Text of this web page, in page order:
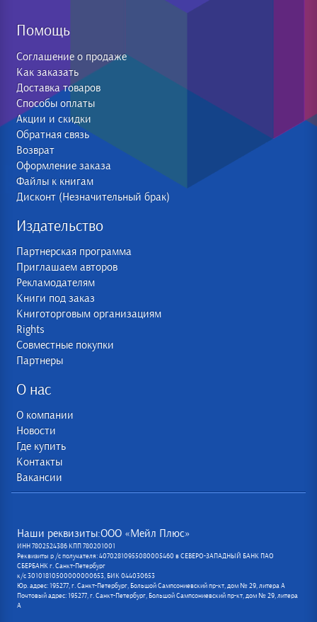
Помощь
Соглашение о продаже
Как заказать
Доставка товаров
Способы оплаты
Акции и скидки
Обратная связь
Возврат
Оформление заказа
Файлы к книгам
Дисконт (Незначительный брак)
Издательство
Партнерская программа
Приглашаем авторов
Рекламодателям
Книги под заказ
Книготорговым организациям
Rights
Совместные покупки
Партнеры
О нас
О компании
Новости
Где купить
Контакты
Вакансии
Наши реквизиты:ООО «Мейл Плюс»
ИНН 7802524386 КПП 780201001
Реквизиты р /с получателя: 40702810955080005460 в СЕВЕРО-ЗАПАДНЫЙ БАНК ПАО
СБЕРБАНК г. Санкт-Петербург
к/с 30101810500000000653, БИК 044030653
Юр. адрес: 195277, г. Санкт-Петербург, Большой Сампсониевский пр-кт, дом № 29, литера А
Почтовый адрес: 195277, г. Санкт-Петербург, Большой Сампсониевский пр-кт, дом № 29, литера
А